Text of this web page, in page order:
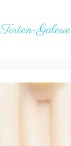
Torten-Galerie